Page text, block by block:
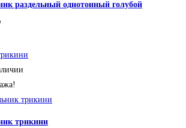
раздельный однотонный голубой
трикини